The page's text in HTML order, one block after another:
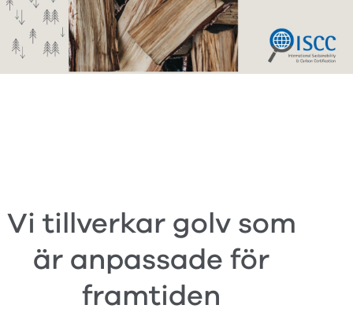
Vi tillverkar golv som
är anpassade för
framtiden